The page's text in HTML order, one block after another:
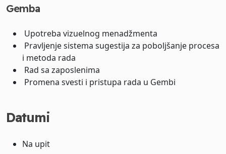
Gemba
Upotreba vizuelnog menadžmenta
Pravljenje sistema sugestija za poboljšanje procesa
i metoda rada
Rad sa zaposlenima
Promena svesti i pristupa rada u Gembi
Datumi
Na upit